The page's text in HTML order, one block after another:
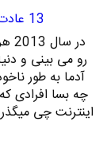
13 عادت غلط آمیخته با تکنولوژی و روش های ترک آنها
در
رو می بینی و
آدما به طور
چه بسا افرادی
اینترنت چی